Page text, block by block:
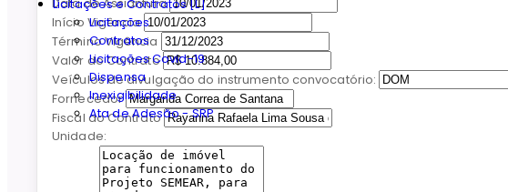
Licitações e Contratos [L]
Licitações
Contratos
Licitações Covid-19
Dispensa
Inexigibilidade
Ata de Adesão - SRP
Data de Assiantura
Início Vigência
Término Vigência
Valor do Contrato
Veículos de divulgação do instrumento convocatório:
Fornecedor
Fiscal do Contrato
Unidade: